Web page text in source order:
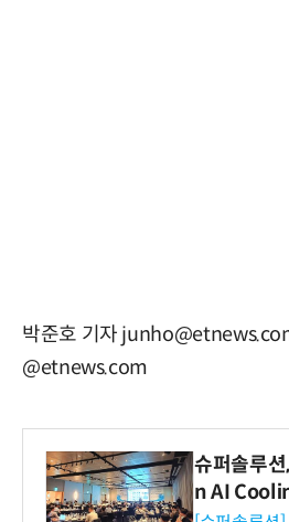
박준호 기자
@etnews.com
슈퍼솔루
n AI